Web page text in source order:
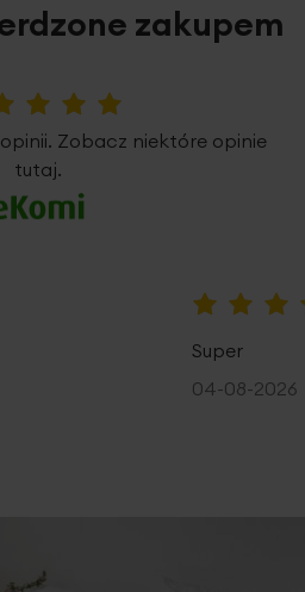
zakupem
Zobacz niektóre opinie
tutaj.
Super
04-08-2026